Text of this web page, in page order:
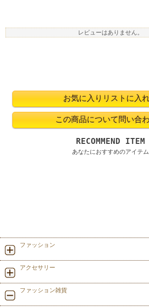
レビューはありません。
RECOMMEND ITEM
あなたにおすすめのアイテム
ファッション
アクセサリー
ファッション雑貨